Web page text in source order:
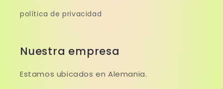
política de privacidad
Nuestra empresa
Estamos ubicados en Alemania.